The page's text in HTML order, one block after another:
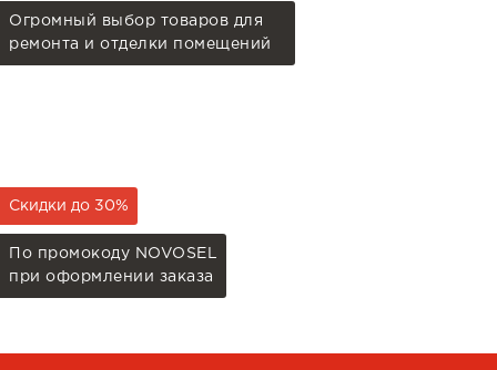
Огромный выбор товаров для
ремонта и отделки помещений
Скидки до 30%
По промокоду NOVOSEL
при оформлении заказа